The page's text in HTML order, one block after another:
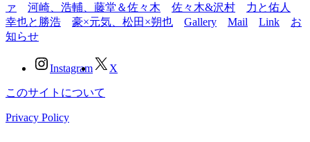
ァ
河崎、浩輔、藤堂＆佐々木 佐々木&沢村
力と佑人
幸也と勝浩
豪×元気、松田×朔也 Gallery Mail Link
お
知らせ
Instagram X
このサイトについて
Privacy Policy